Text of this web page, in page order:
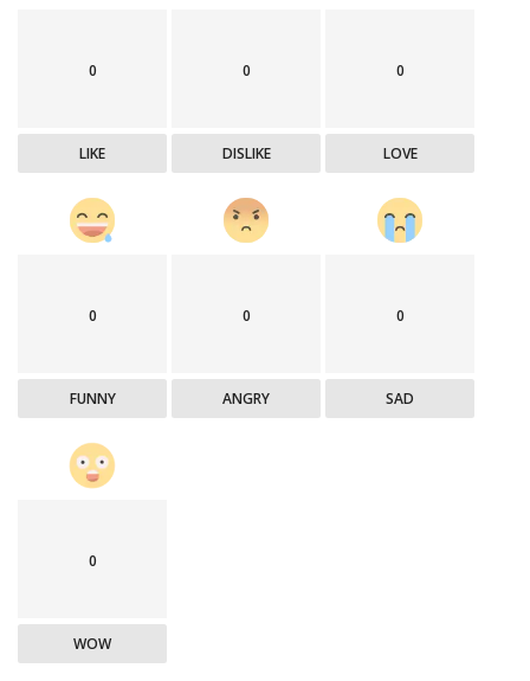
0
LIKE
0
DISLIKE
0
LOVE
0
FUNNY
0
ANGRY
0
SAD
0
WOW